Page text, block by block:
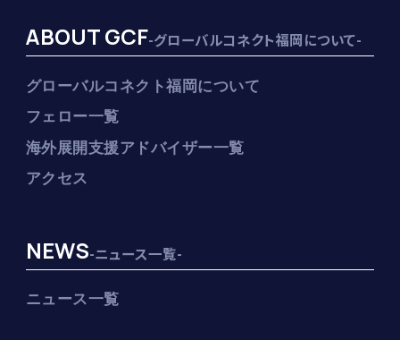
ABOUT GCF-グローバルコネクト福岡について-
グローバルコネクト福岡について
フェロー一覧
海外展開支援アドバイザー一覧
アクセス
NEWS-ニュース一覧-
ニュース一覧